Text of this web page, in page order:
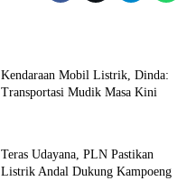
Kendaraan Mobil Listrik, Dinda:
Transportasi Mudik Masa Kini
Teras Udayana, PLN Pastikan
Listrik Andal Dukung Kampoeng